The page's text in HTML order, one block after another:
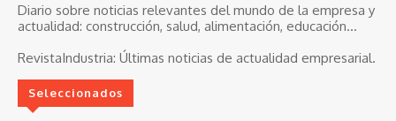
Diario sobre noticias relevantes del mundo de la empresa y
actualidad: construcción, salud, alimentación, educación...
RevistaIndustria: Últimas noticias de actualidad empresarial.
Seleccionados